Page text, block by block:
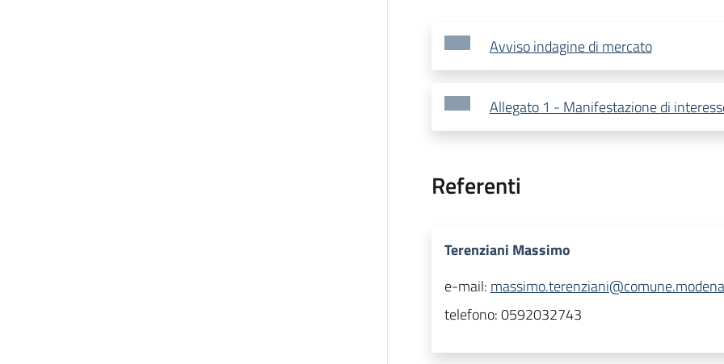
Avviso indagine di mercato
Allegato 1 - Manifestazione di
Referenti
Terenziani Massimo
e-mail:
telefono:0592032743